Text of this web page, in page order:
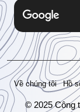
Về chúng tôi Hồ
© 2025 Công